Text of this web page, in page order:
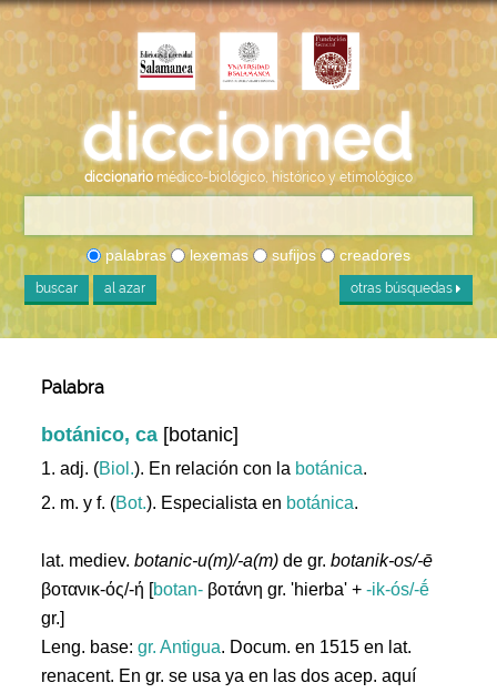
diccionario médico-biológico, histórico y etimológico
palabras lexemas sufijos creadores
buscar al azar otras búsquedas
Palabra
botánico, ca [botanic]
1. adj. (Biol.). En relación con la botánica.
2. m. y f. (Bot.). Especialista en botánica.
lat. mediev.botanic-u(m)/-a(m) de gr. botanik-os/-ē
βοτανικ-ός/-ή [botan- βοτάνη gr. 'hierba' +-ik-ós/-ḗ
gr.]
Leng. base:gr. Antigua. Docum. en 1515 en lat.
renacent. En gr. se usa ya en las dos acep. aquí